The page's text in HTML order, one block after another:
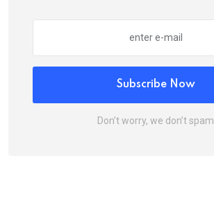
Subscribe Now
Don’t worry, we don’t spam